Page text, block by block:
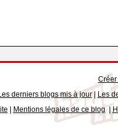
derniers blogs mis à jour| Les
Mentions légales de ce blog|